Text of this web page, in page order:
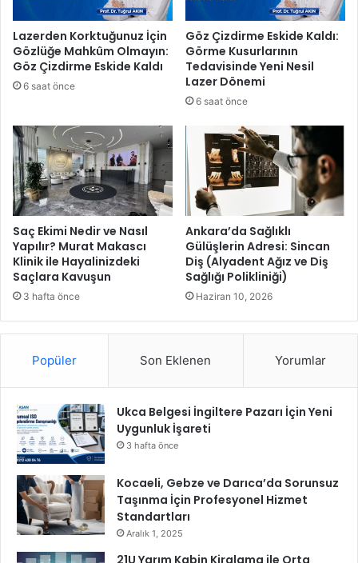
S
a
y
m
a
ş
l
a
d
ı
y
e
n
n
T
o
p
r
a
k
l
a
r
ı
u
ş
y
o
Lazerden Korktuğunuz İçin
Gözlüğe Mahkûm Olmayın:
Göz Çizdirme Eskide Kaldı
6 saat önce
Göz Çizdirme Eskide Kaldı:
Görme Kusurlarının
Tedavisinde Yeni Nesil
Lazer Dönemi
6 saat önce
Saç Ekimi Nedir ve Nasıl
Yapılır? Murat Makascı
Klinik ile Hayalinizdeki
Saçlara Kavuşun
3 hafta önce
Ankara’da Sağlıklı
Gülüşlerin Adresi: Sincan
Diş (Alyadent Ağız ve Diş
Sağlığı Polikliniği)
Haziran 10, 2026
Popüler Son Eklenen Yorumlar
Ukca Belgesi İngiltere Pazarı İçin Yeni
Uygunluk İşareti
3 hafta önce
Kocaeli, Gebze ve Darıca’da Sorunsuz
Taşınma İçin Profesyonel Hizmet
Standartları
Aralık 1, 2025